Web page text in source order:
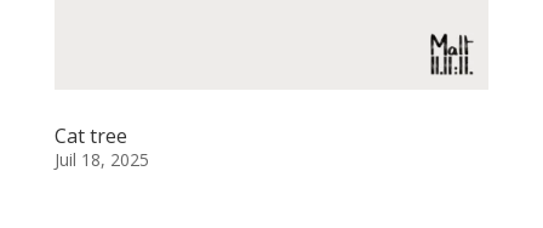
Cat tree
Juil 18, 2025